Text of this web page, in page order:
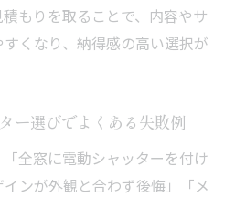
もりを取ることで、内容やサ
くなり、納得感の高い選択が
ー選びでよくある失敗例
全窓に電動シャッターを付け
ンが外観と合わず後悔」「メ